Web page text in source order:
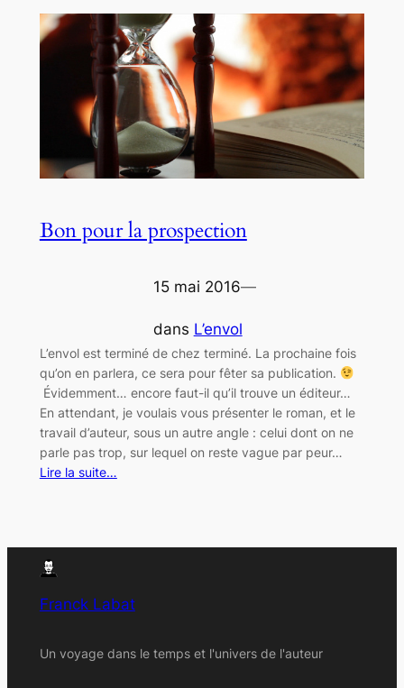
Bon pour la prospection
15 mai 2016—
dans L’envol
L’envol est terminé de chez terminé. La prochaine fois
qu’on en parlera, ce sera pour fêter sa publication.
Évidemment… encore faut-il qu’il trouve un éditeur…
En attendant, je voulais vous présenter le roman, et le
travail d’auteur, sous un autre angle : celui dont on ne
parle pas trop, sur lequel on reste vague par peur…
Lire la suite…
Franck Labat
Un voyage dans le temps et l'univers de l'auteur